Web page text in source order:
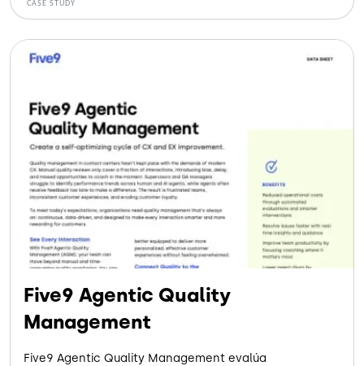
CASE STUDY
Five9 Agentic Quality
Management
Five9 Agentic Quality Management evalúa